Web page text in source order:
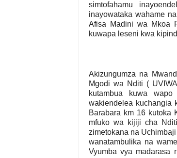
simtofahamu
inayowataka wahame
Afisa Madini wa Mkoa
kuwapa leseni kwa
Akizungumza na
Mgodi wa Nditi (
kutambua kuwa
wakiendelea kuchangia
Barabara km 16 kutoka
mfuko wa kijiji cha
zimetokana na
wanatambulika na
Vyumba vya